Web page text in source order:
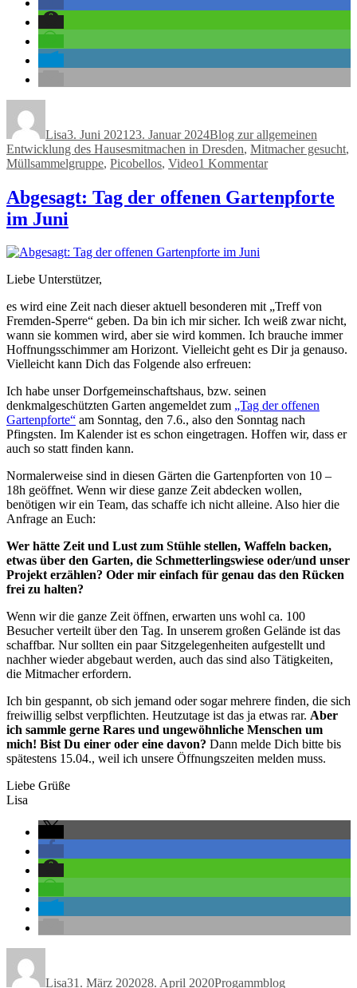
Lisa3. Juni 2021 23. Januar 2024Blog zur allgemeinen
Entwicklung des HausesSchlagwörter
mitmachen in Dresden, Mitmacher gesucht,
Müllsammelgruppe, Picobellos, Video1 Kommentarzu
Picobellos
und
Abgesagt: Tag der offenen Gartenpforte
im Juni
Liebe Unterstützer,
es wird eine Zeit nach dieser aktuell besonderen mit „Treff von
Fremden-Sperre“ geben. Da bin ich mir sicher. Ich weiß zwar nicht,
wann sie kommen wird, aber sie wird kommen. Ich brauche immer
Hoffnungsschimmer am Horizont. Vielleicht geht es Dir ja genauso.
Vielleicht kann Dich das Folgende also erfreuen:
Ich habe unser Dorfgemeinschaftshaus, bzw. seinen
denkmalgeschützten Garten angemeldet zum „Tag der offenen
Gartenpforte“ am Sonntag, den 7.6., also den Sonntag nach
Pfingsten. Im Kalender ist es schon eingetragen. Hoffen wir, dass er
auch so statt finden kann.
Normalerweise sind in diesen Gärten die Gartenpforten von 10 –
18h geöffnet. Wenn wir diese ganze Zeit abdecken wollen,
benötigen wir ein Team, das schaffe ich nicht alleine. Also hier die
Anfrage an Euch:
Wer hätte Zeit und Lust zum Stühle stellen, Waffeln backen,
etwas über den Garten, die Schmetterlingswiese oder/und unser
Projekt erzählen? Oder mir einfach für genau das den Rücken
frei zu halten?
Wenn wir die ganze Zeit öffnen, erwarten uns wohl ca. 100
Besucher verteilt über den Tag. In unserem großen Gelände ist das
schaffbar. Nur sollten ein paar Sitzgelegenheiten aufgestellt und
nachher wieder abgebaut werden, auch das sind also Tätigkeiten,
die Mitmacher erfordern.
Ich bin gespannt, ob sich jemand oder sogar mehrere finden, die sich
freiwillig selbst verpflichten. Heutzutage ist das ja etwas rar. Aber
ich sammle gerne Rares und ungewöhnliche Menschen um
mich! Bist Du einer oder eine davon? Dann melde Dich bitte bis
spätestens 15.04., weil ich unsere Öffnungszeiten melden muss.
Liebe Grüße
Lisa
Lisa31. März 202028. April 2020Progammblog